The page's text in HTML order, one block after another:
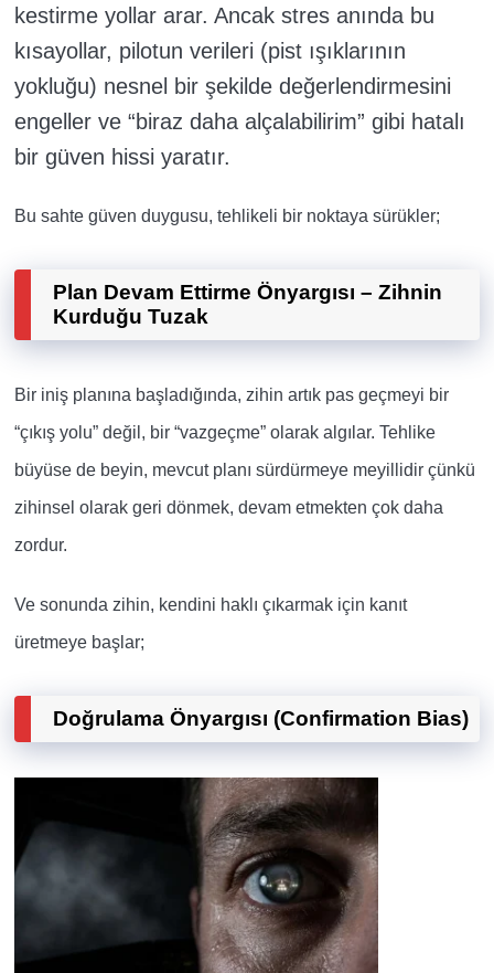
kestirme yollar arar. Ancak stres anında bu
kısayollar, pilotun verileri (pist ışıklarının
yokluğu) nesnel bir şekilde değerlendirmesini
engeller ve “biraz daha alçalabilirim” gibi hatalı
bir güven hissi yaratır.
Bu sahte güven duygusu, tehlikeli bir noktaya sürükler;
Plan Devam Ettirme Önyargısı – Zihnin
Kurduğu Tuzak
Bir iniş planına başladığında, zihin artık pas geçmeyi bir
“çıkış yolu” değil, bir “vazgeçme” olarak algılar. Tehlike
büyüse de beyin, mevcut planı sürdürmeye meyillidir çünkü
zihinsel olarak geri dönmek, devam etmekten çok daha
zordur.
Ve sonunda zihin, kendini haklı çıkarmak için kanıt
üretmeye başlar;
Doğrulama Önyargısı (Confirmation Bias)